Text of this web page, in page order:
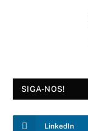
SIGA-NOS!
LinkedIn